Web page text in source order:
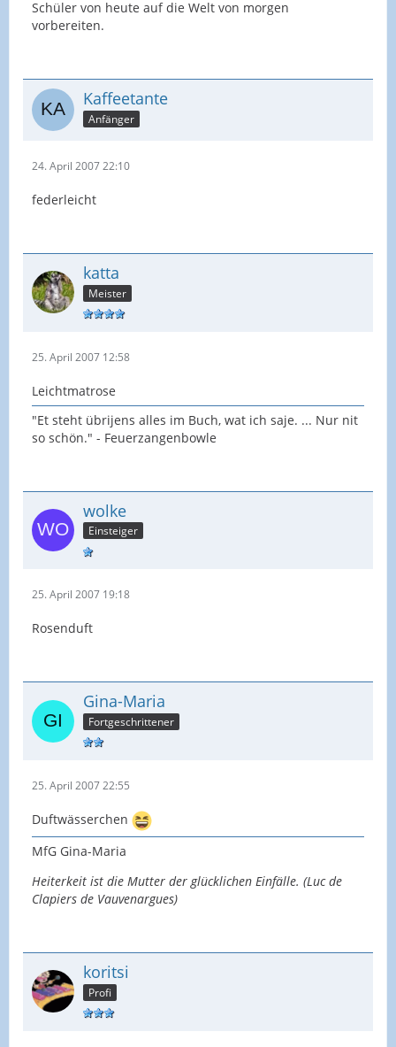
Schüler von heute auf die Welt von morgen
vorbereiten.
Kaffeetante
Anfänger
24. April 2007 22:10
federleicht
katta
Meister
25. April 2007 12:58
Leichtmatrose
"Et steht übrijens alles im Buch, wat ich saje. ... Nur nit
so schön." - Feuerzangenbowle
wolke
Einsteiger
25. April 2007 19:18
Rosenduft
Gina-Maria
Fortgeschrittener
25. April 2007 22:55
Duftwässerchen
MfG Gina-Maria
Heiterkeit ist die Mutter der glücklichen Einfälle. (Luc de
Clapiers de Vauvenargues)
koritsi
Profi